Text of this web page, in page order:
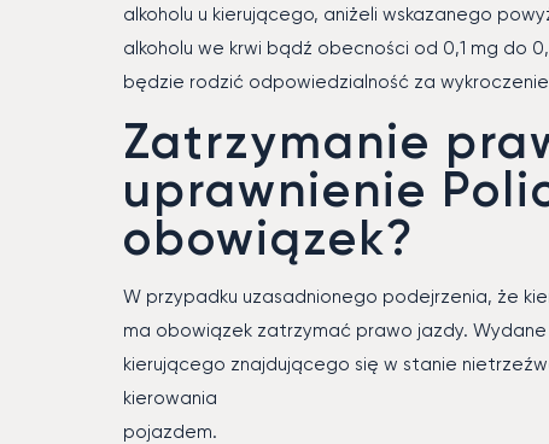
alkoholu u kierującego, aniżeli wskazanego
alkoholu we krwi bądź obecności od 0,1 mg do
będzie rodzić odpowiedzialność za
Zatrzymanie
uprawnienie
obowiązek?
W przypadku uzasadnionego podejrzenia, że
ma obowiązek zatrzymać prawo jazdy.
kierującego znajdującego się w stanie
kierowania
pojazdem.